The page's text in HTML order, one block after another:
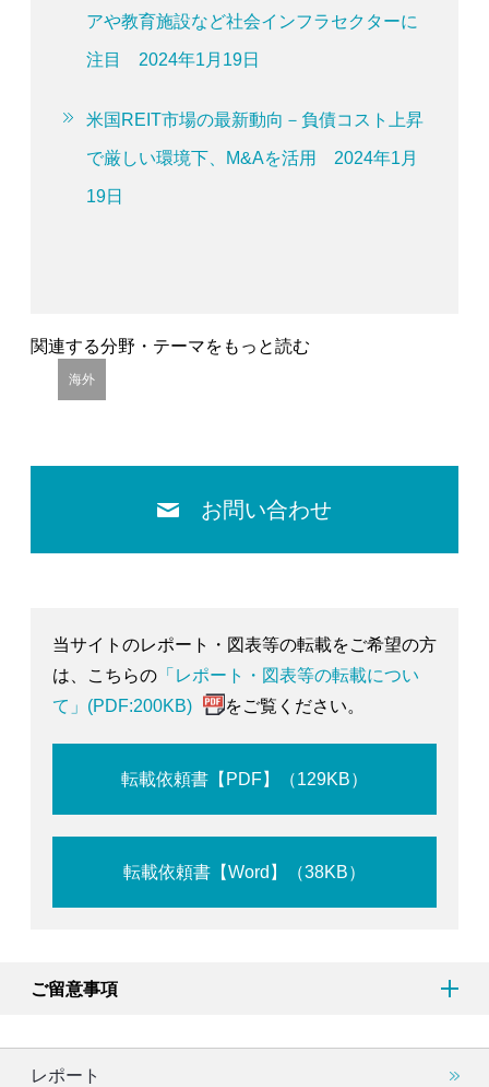
アや教育施設など社会インフラセクターに
注目 2024年1月19日
米国REIT市場の最新動向－負債コスト上昇
で厳しい環境下、M&Aを活用 2024年1月
19日
関連する分野・テーマをもっと読む
海外
お問い合わせ
当サイトのレポート・図表等の転載をご希望の方
は、こちらの 「レポート・図表等の転載につい
て」(PDF:200KB)
をご覧ください。
転載依頼書【PDF】（129KB）
転載依頼書【Word】（38KB）
ご留意事項
レポート